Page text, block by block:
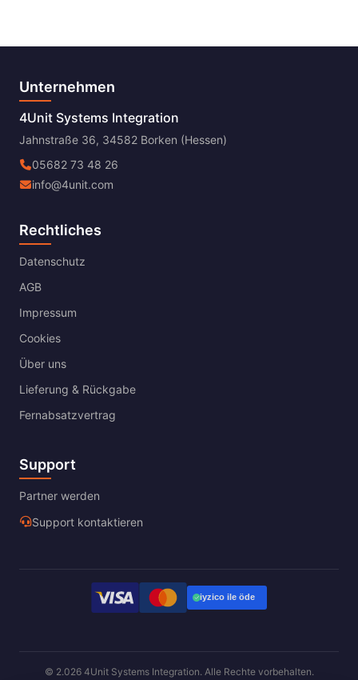
Unternehmen
4Unit Systems Integration
Jahnstraße 36, 34582 Borken (Hessen)
05682 73 48 26
info@4unit.com
Rechtliches
Datenschutz
AGB
Impressum
Cookies
Über uns
Lieferung & Rückgabe
Fernabsatzvertrag
Support
Partner werden
Support kontaktieren
© 2.026 4Unit Systems Integration. Alle Rechte vorbehalten.